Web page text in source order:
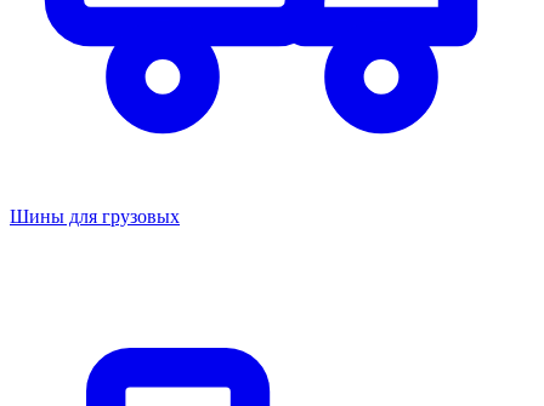
Шины для грузовых